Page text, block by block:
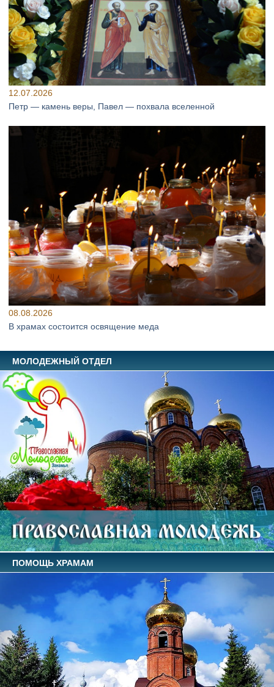
12.07.2026
Петр — камень веры, Павел — похвала вселенной
08.08.2026
В храмах состоится освящение меда
МОЛОДЕЖНЫЙ ОТДЕЛ
ПОМОЩЬ ХРАМАМ